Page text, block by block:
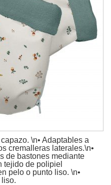
\n• Adaptables a
cremalleras laterales.\n•
de bastones mediante
tejido de polipiel
pelo o punto liso. \n•